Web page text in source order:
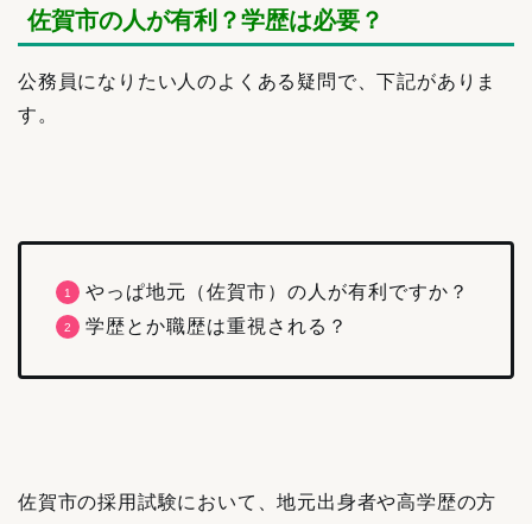
佐賀市の人が有利？学歴は必要？
公務員になりたい人のよくある疑問で、下記がありま
す。
やっぱ地元（佐賀市）の人が有利ですか？
学歴とか職歴は重視される？
佐賀市の採用試験において、地元出身者や高学歴の方